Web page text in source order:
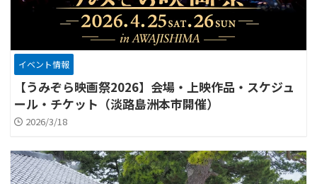
イベント情報
【うみぞら映画祭2026】会場・上映作品・スケジュ
ール・チケット（淡路島洲本市開催）
2026/3/18